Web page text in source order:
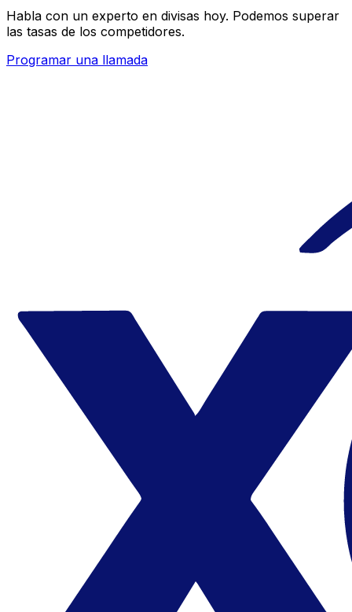
Habla con un experto en divisas hoy. Podemos superar
las tasas de los competidores.
Programar una llamada